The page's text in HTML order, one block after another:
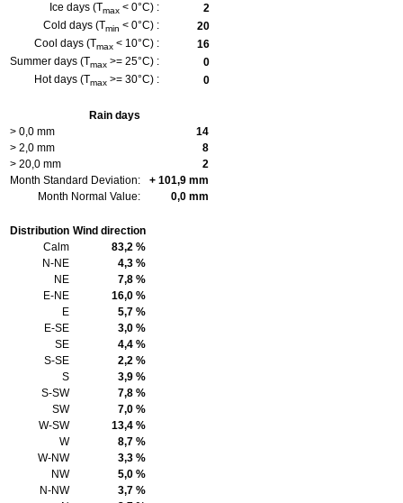
Ice days (Tmax < 0°C) :
2
Cold days (Tmin < 0°C) :
20
Cool days (Tmax < 10°C) :
16
Summer days (Tmax >= 25°C) :
0
Hot days (Tmax >= 30°C) : 0
Rain days
> 0,0 mm
14
> 2,0 mm
8
> 20,0 mm
2
Month Standard Deviation:
+ 101,9 mm
Month Normal Value:
0,0 mm
Distribution Wind direction
Calm
83,2 %
N-NE
4,3 %
NE
7,8 %
E-NE
16,0 %
E
5,7 %
E-SE
3,0 %
SE
4,4 %
S-SE
2,2 %
S
3,9 %
S-SW
7,8 %
SW
7,0 %
W-SW
13,4 %
W
8,7 %
W-NW
3,3 %
NW
5,0 %
N-NW
3,7 %